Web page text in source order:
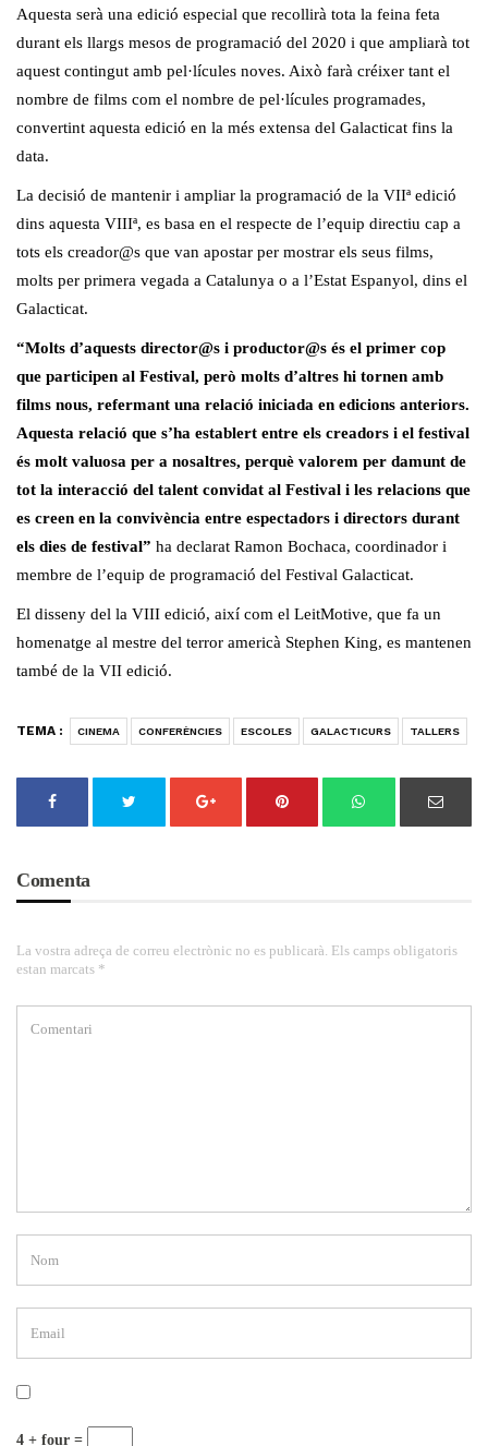
Aquesta serà una edició especial que recollirà tota la feina feta
durant els llargs mesos de programació del 2020 i que ampliarà tot
aquest contingut amb pel·lícules noves. Això farà créixer tant el
nombre de films com el nombre de pel·lícules programades,
convertint aquesta edició en la més extensa del Galacticat fins la
data.
La decisió de mantenir i ampliar la programació de la VIIª edició
dins aquesta VIIIª, es basa en el respecte de l’equip directiu cap a
tots els creador@s que van apostar per mostrar els seus films,
molts per primera vegada a Catalunya o a l’Estat Espanyol, dins el
Galacticat.
“Molts d’aquests director@s i productor@s és el primer cop
que participen al Festival, però molts d’altres hi tornen amb
films nous, refermant una relació iniciada en edicions anteriors.
Aquesta relació que s’ha establert entre els creadors i el festival
és molt valuosa per a nosaltres, perquè valorem per damunt de
tot la interacció del talent convidat al Festival i les relacions que
es creen en la convivència entre espectadors i directors durant
els dies de festival” ha declarat Ramon Bochaca, coordinador i
membre de l’equip de programació del Festival Galacticat.
El disseny del la VIII edició, així com el LeitMotive, que fa un
homenatge al mestre del terror americà Stephen King, es mantenen
també de la VII edició.
TEMA : CINEMA CONFERÈNCIES ESCOLES GALACTICURS TALLERS
Comenta
La vostra adreça de correu electrònic no es publicarà. Els camps obligatoris
estan marcats *
4 + four =